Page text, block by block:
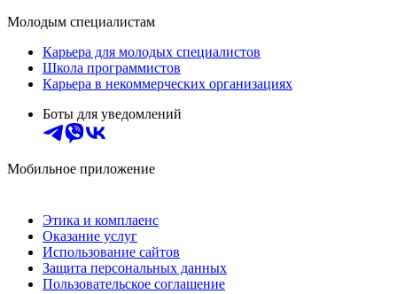
Молодым специалистам
Карьера для молодых специалистов
Школа программистов
Карьера в некоммерческих организациях
Боты для уведомлений
Мобильное приложение
Этика и комплаенс
Оказание услуг
Использование сайтов
Защита персональных данных
Пользовательское соглашение